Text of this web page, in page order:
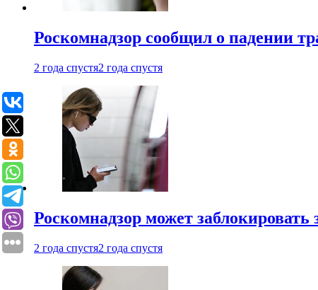
Роскомнадзор сообщил о падении
2 года спустя2 года спустя
Роскомнадзор может
2 года спустя2 года спустя